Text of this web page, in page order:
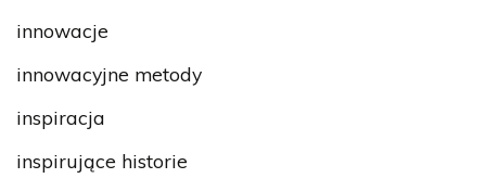
innowacje
innowacyjne metody
inspiracja
inspirujące historie